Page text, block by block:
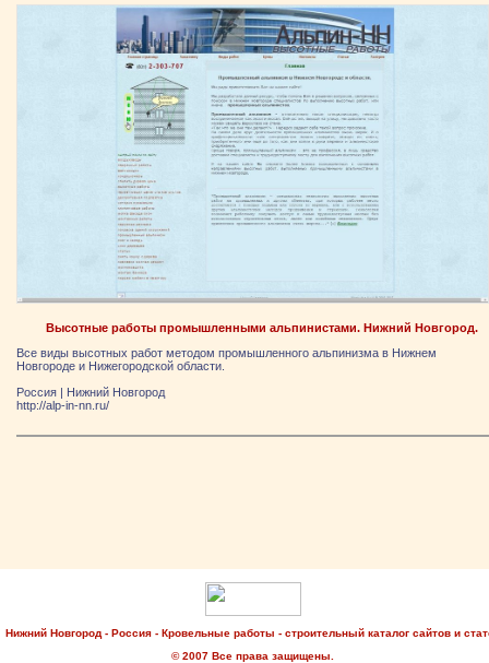
Высотные работы промышленными альпинистами. Нижний Новгород.
Все виды высотных работ методом промышленного альпинизма в Нижнем
Новгороде и Нижегородской области.
Россия | Нижний Новгород
http://alp-in-nn.ru/
Нижний Новгород - Россия - Кровельные работы - строительный каталог сайтов и
© 2007 Все права защищены.